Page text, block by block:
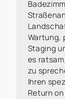
Wartung,
Staging
es
zu
Ihren
Return
Vorname*
Nachname *